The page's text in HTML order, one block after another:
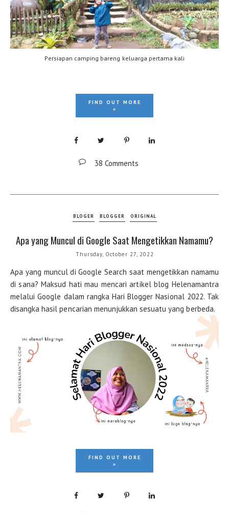
Persiapan camping bareng keluarga pertama kali
FIND OUT MORE
»
38 Comments
BLOGER BLOGGER ORIGINAL
Apa yang Muncul di Google Saat Mengetikkan Namamu?
Thursday, October 27, 2022
Apa yang muncul di Google Search saat mengetikkan namamu
di sana? Maksud hati mau mencari artikel blog Helenamantra
melalui Google dalam rangka Hari Blogger Nasional 2022. Tak
disangka hasil pencarian menunjukkan sesuatu yang berbeda.
FIND OUT MORE
»